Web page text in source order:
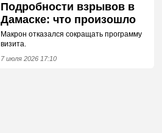
Подробности взрывов в
Дамаске: что произошло
Макрон отказался сокращать программу
визита.
7 июля 2026 17:10